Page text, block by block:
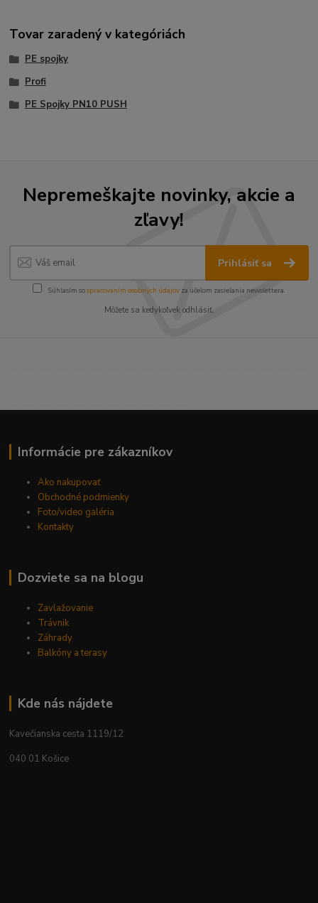
Tovar zaradený v kategóriách
PE spojky
Profi
PE Spojky PN10 PUSH
Nepremeškajte novinky, akcie a
zľavy!
Prihlásiť sa
Súhlasím sospracovaním osobných údajov za účelom zasielania newslettera.
Môžete sa kedykoľvek odhlásiť.
Informácie pre zákazníkov
Ako nakupovať
Obchodné podmienky
Foto/video galéria
Kontakty
Dozviete sa na blogu
Zavlažovanie
Trávnik
Záhrady
Balkóny a terasy
Kde nás nájdete
Kavečianska cesta 1119/12
040 01 Košice